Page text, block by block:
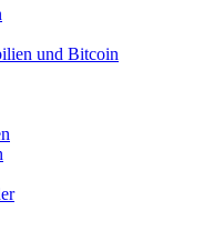
und Bitcoin